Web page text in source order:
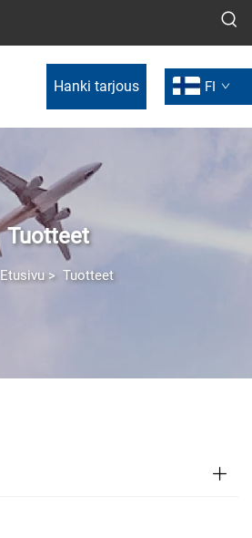
Hanki tarjous FI
Tuotteet
Etusivu> Tuotteet